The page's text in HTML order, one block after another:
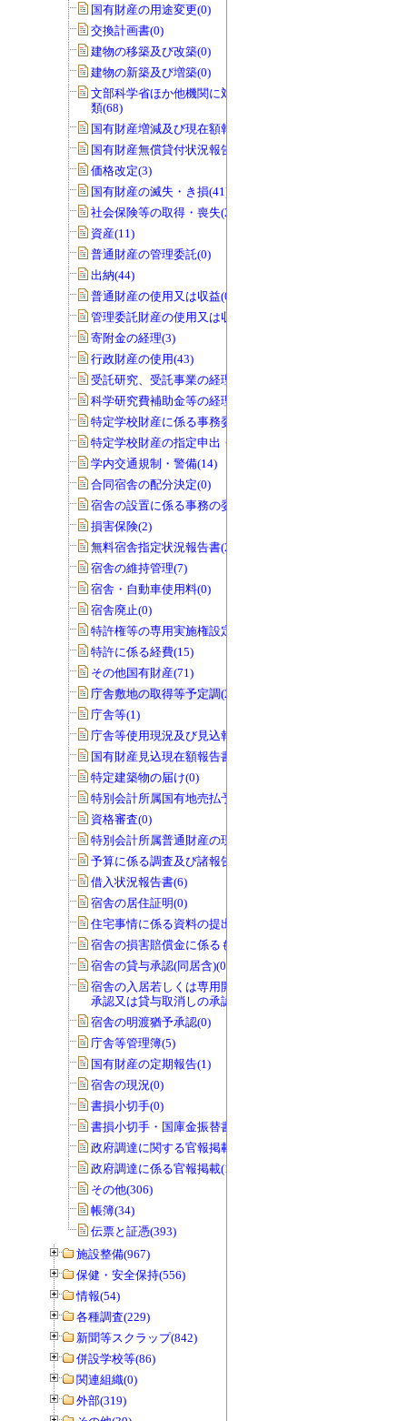
国有財産の用途変更(0)
交換計画書(0)
建物の移築及び改築(0)
建物の新築及び増築(0)
文部科学省ほか他機関に対する報告書
類(68)
国有財産増減及び現在額報告書(32)
国有財産無償貸付状況報告書(0)
価格改定(3)
国有財産の滅失・き損(41)
社会保険等の取得・喪失(25)
資産(11)
普通財産の管理委託(0)
出納(44)
普通財産の使用又は収益(0)
管理委託財産の使用又は収益(0)
寄附金の経理(3)
行政財産の使用(43)
受託研究、受託事業の経理(12)
科学研究費補助金等の経理(5)
特定学校財産に係る事務委任の承認(0)
特定学校財産の指定申出・協議(0)
学内交通規制・警備(14)
合同宿舎の配分決定(0)
宿舎の設置に係る事務の委任(0)
損害保険(2)
無料宿舎指定状況報告書(2)
宿舎の維持管理(7)
宿舎・自動車使用料(0)
宿舎廃止(0)
特許権等の専用実施権設定(22)
特許に係る経費(15)
その他国有財産(71)
庁舎敷地の取得等予定調(22)
庁舎等(1)
庁舎等使用現況及び見込報告書(0)
国有財産見込現在額報告書(1)
特定建築物の届け(0)
特別会計所属国有地売払予定調(0)
資格審査(0)
特別会計所属普通財産の現況調査(0)
予算に係る調査及び諸報告(286)
借入状況報告書(6)
宿舎の居住証明(0)
住宅事情に係る資料の提出(3)
宿舎の損害賠償金に係るもの(0)
宿舎の貸与承認(同居含)(0)
宿舎の入居若しくは専用開始の延期の
承認又は貸与取消しの承認(0)
宿舎の明渡猶予承認(0)
庁舎等管理簿(5)
国有財産の定期報告(1)
宿舎の現況(0)
書損小切手(0)
書損小切手・国庫金振替書(0)
政府調達に関する官報掲載(0)
政府調達に係る官報掲載(1)
その他(306)
帳簿(34)
伝票と証憑(393)
施設整備(967)
保健・安全保持(556)
情報(54)
各種調査(229)
新聞等スクラップ(842)
併設学校等(86)
関連組織(0)
外部(319)